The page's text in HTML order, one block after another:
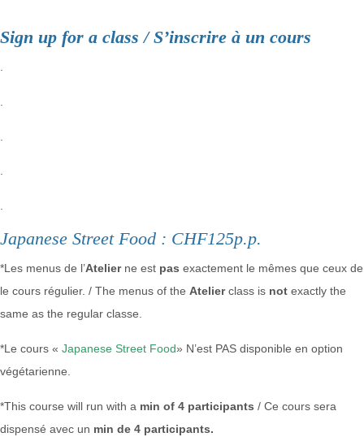
Sign up for a class / S’inscrire à un cours
.
.
Japanese Street Food : CHF125p.p.
*Les menus de l’Atelierne est pas exactement le mêmes que ceux de
le cours régulier. / The menus of the Atelierclass is not exactly the
same as the regular classe.
*Le cours « Japanese Street Food» N’est PAS disponible en option
végétarienne.
*This course will run with a min of 4 participants / Ce cours sera
dispensé avec un min de 4 participants.